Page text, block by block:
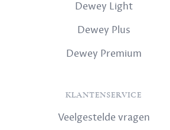
Dewey Light
Dewey Plus
Dewey Premium
KLANTENSERVICE
Veelgestelde vragen